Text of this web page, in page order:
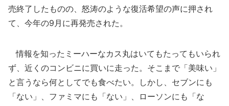
売終了したものの、怒涛のような復活希望の声に押され
て、今年の9月に再発売された。
情報を知ったミーハーなカス丸はいてもたってもいられ
ず、近くのコンビニに買いに走った。そこまで「美味い」
と言うなら何としてでも食べたい。しかし、セブンにも
「ない」、ファミマにも「ない」、ローソンにも「な